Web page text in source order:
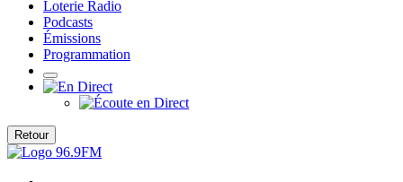
Loterie Radio
Podcasts
Émissions
Programmation
Retour